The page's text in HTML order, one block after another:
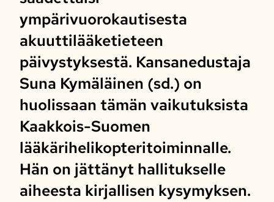
ympärivuorokautisesta
akuuttilääketieteen
päivystyksestä. Kansanedustaja
Suna Kymäläinen (sd.) on
huolissaan tämän vaikutuksista
Kaakkois-Suomen
lääkärihelikopteritoiminnalle.
Hän on jättänyt hallitukselle
aiheesta kirjallisen kysymyksen.